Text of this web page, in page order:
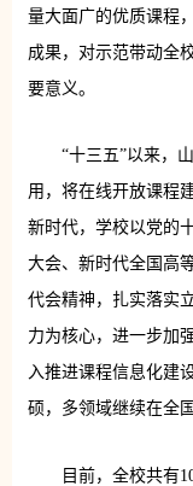
量大面广的优质课程
成果，对示范带动全
要意义。
“十三五”以来，
用，将在线开放课程
新时代，学校以党的
大会、新时代全国高
代会精神，扎实落实
力为核心，进一步加
入推进课程信息化建
硕，多领域继续在全
目前，全校共有